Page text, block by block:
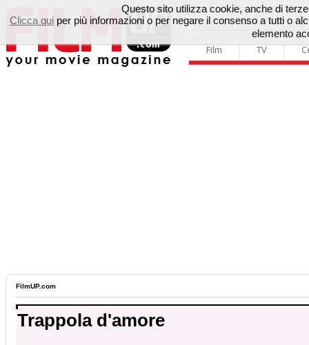
Film TV
FilmUP.com
Trappola d'amore
Questo sito utilizza cookie, anche di
Clicca qui per più informazioni o per negare il consenso a tutti o
elemento